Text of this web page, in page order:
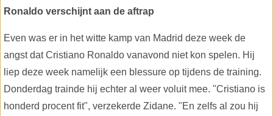
Ronaldo verschijnt aan de aftrap
Even was er in het witte kamp van Madrid deze week de
angst dat Cristiano Ronaldo vanavond niet kon spelen. Hij
liep deze week namelijk een blessure op tijdens de training.
Donderdag trainde hij echter al weer voluit mee. "Cristiano is
honderd procent fit", verzekerde Zidane. "En zelfs al zou hij